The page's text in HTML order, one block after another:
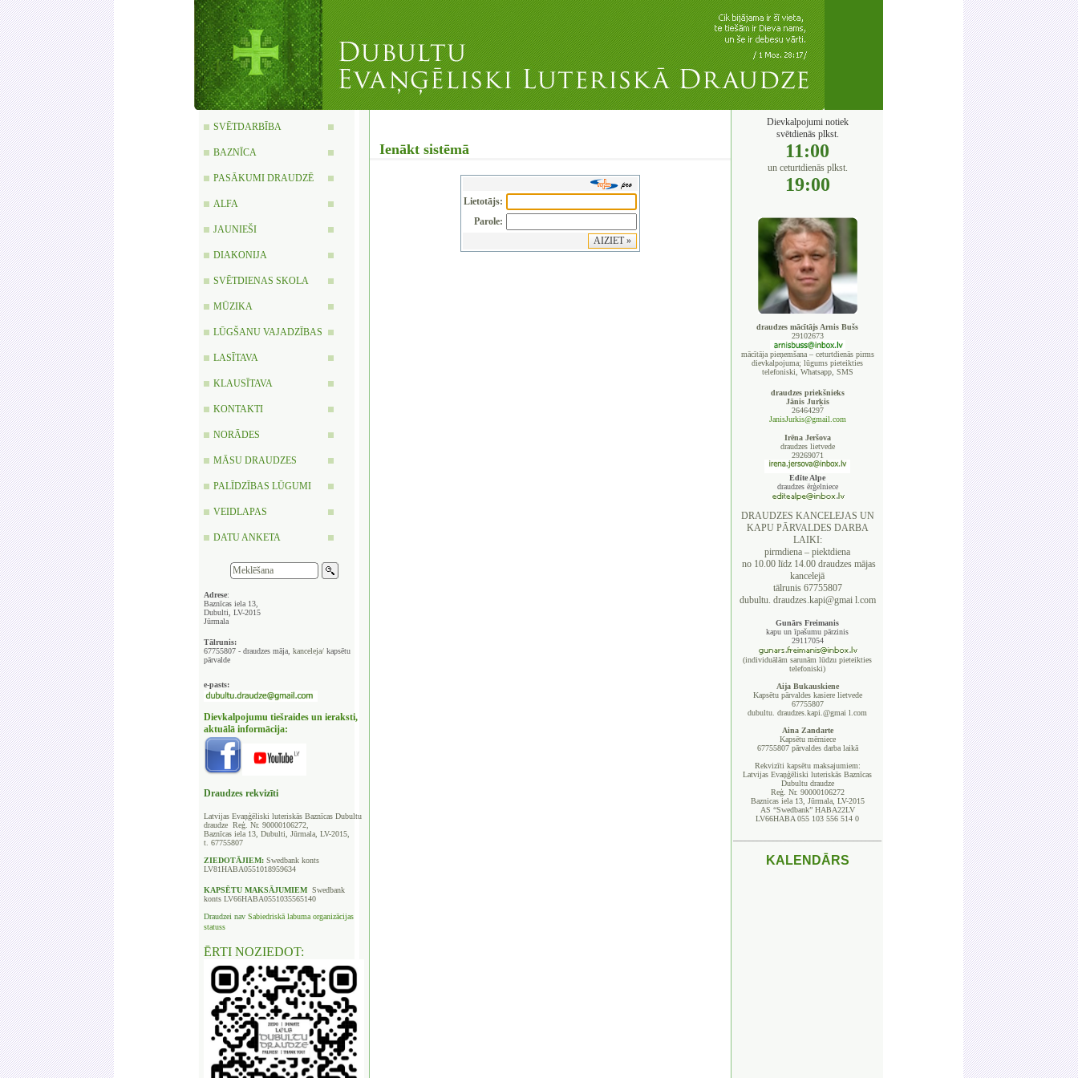
SVĒTDARBĪBA
BAZNĪCA
PASĀKUMI DRAUDZĒ
ALFA
JAUNIEŠI
DIAKONIJA
SVĒTDIENAS SKOLA
MŪZIKA
LŪGŠANU VAJADZĪBAS
LASĪTAVA
KLAUSĪTAVA
KONTAKTI
NORĀDES
MĀSU DRAUDZES
PALĪDZĪBAS LŪGUMI
VEIDLAPAS
DATU ANKETA
Adrese:
Baznīcas iela 13,
Dubulti, LV-2015
Jūrmala
Tālrunis:
67755807 - draudzes māja, kanceleja/ kapsētu
pārvalde
e-pasts:
Dievkalpojumu tiešraides un ieraksti,
aktuālā informācija:
Draudzes rekvizīti
Latvijas Evaņģēliski luteriskās Baznīcas Dubultu
draudze Reģ. Nr. 90000106272,
Baznīcas iela 13, Dubulti, Jūrmala, LV-2015,
t. 67755807
ZIEDOTĀJIEM: Swedbank konts
LV81HABA0551018959634
KAPSĒTU MAKSĀJUMIEM Swedbank
konts LV66HABA0551035565140
Draudzei nav Sabiedriskā labuma organizācijas
statuss
ĒRTI NOZIEDOT:
Ienākt sistēmā
Lietotājs:
Parole:
Dievkalpojumi notiek
svētdienās plkst.
11:00
un ceturtdienās plkst.
19:00
draudzes mācītājs Arnis Bušs
29102673
mācītāja pieņemšana – ceturtdienās pirms
dievkalpojuma; lūgums pieteikties
telefoniski, Whatsapp, SMS
draudzes priekšnieks
Jānis Jurķis
26464297
JanisJurkis@gmail.com
Irēna Jeršova
draudzes lietvede
29269071
Edīte Alpe
draudzes ērģelniece
DRAUDZES KANCELEJAS UN
KAPU PĀRVALDES DARBA
LAIKI:
pirmdiena – piektdiena
no 10.00 līdz 14.00 draudzes mājas
kancelejā
tālrunis 67755807
dubultu. draudzes.kapi@gmai l.com
Gunārs Freimanis
kapu un īpašumu pārzinis
29117054
(individuālām sarunām lūdzu pieteikties
telefoniski)
Aija Bukauskiene
Kapsētu pārvaldes kasiere lietvede
67755807
dubultu. draudzes.kapi.@gmai l.com
Aina Zandarte
Kapsētu mērniece
67755807 pārvaldes darba laikā
Rekvizīti kapsētu maksajumiem:
Latvijas Evaņģēliski luteriskās Baznīcas
Dubultu draudze
Reģ. Nr. 90000106272
Baznicas iela 13, Jūrmala, LV-2015
AS “Swedbank” HABA22LV
LV66HABA 055 103 556 514 0
KALENDĀRS